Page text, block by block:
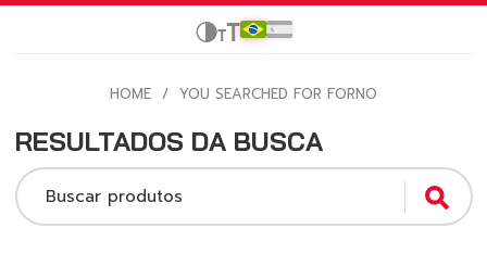
HOME / YOU SEARCHED FOR FORNO
RESULTADOS DA BUSCA
Buscar produtos